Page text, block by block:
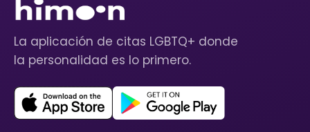
La aplicación de citas LGBTQ+ donde
la personalidad es lo primero.